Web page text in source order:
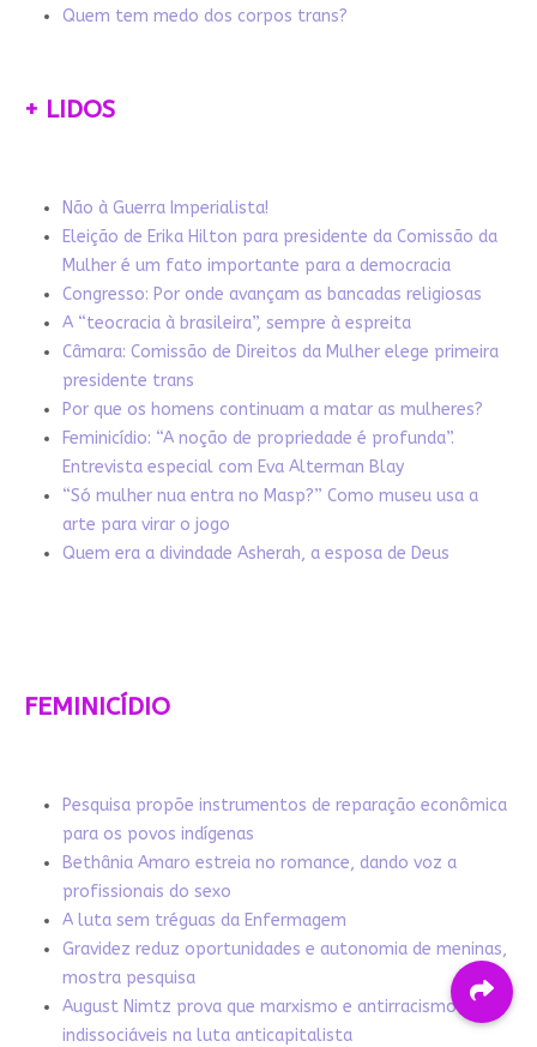
Quem tem medo dos corpos trans?
+ LIDOS
Não à Guerra Imperialista!
Eleição de Erika Hilton para presidente da Comissão da
Mulher é um fato importante para a democracia
Congresso: Por onde avançam as bancadas religiosas
A “teocracia à brasileira”, sempre à espreita
Câmara: Comissão de Direitos da Mulher elege primeira
presidente trans
Por que os homens continuam a matar as mulheres?
Feminicídio: “A noção de propriedade é profunda”.
Entrevista especial com Eva Alterman Blay
“Só mulher nua entra no Masp?” Como museu usa a
arte para virar o jogo
Quem era a divindade Asherah, a esposa de Deus
FEMINICÍDIO
Pesquisa propõe instrumentos de reparação econômica
para os povos indígenas
Bethânia Amaro estreia no romance, dando voz a
profissionais do sexo
A luta sem tréguas da Enfermagem
Gravidez reduz oportunidades e autonomia de meninas,
mostra pesquisa
August Nimtz prova que marxismo e antirracismo são
indissociáveis na luta anticapitalista